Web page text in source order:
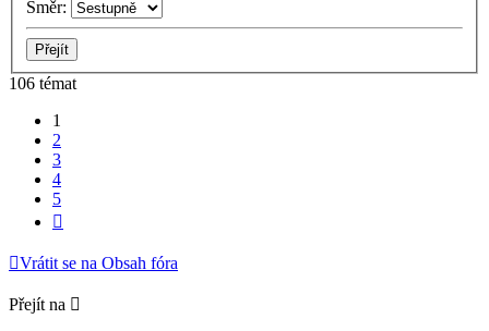
Směr:
106 témat
1
2
3
4
5
Vrátit se na Obsah fóra
Přejít na